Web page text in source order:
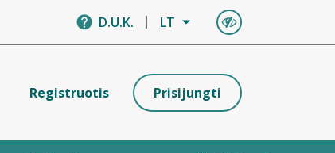
D.U.K. LT
Registruotis Prisijungti